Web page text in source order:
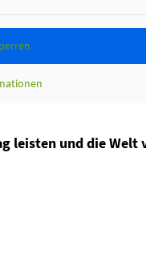
leisten und die Welt